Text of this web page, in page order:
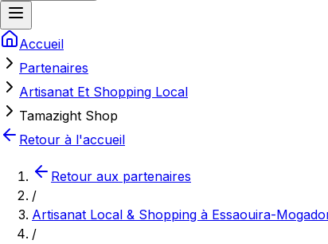
Accueil
Partenaires
Artisanat Et Shopping Local
Tamazight Shop
Retour à l'accueil
Retour aux partenaires
/
Artisanat Local & Shopping à Essaouira-
/